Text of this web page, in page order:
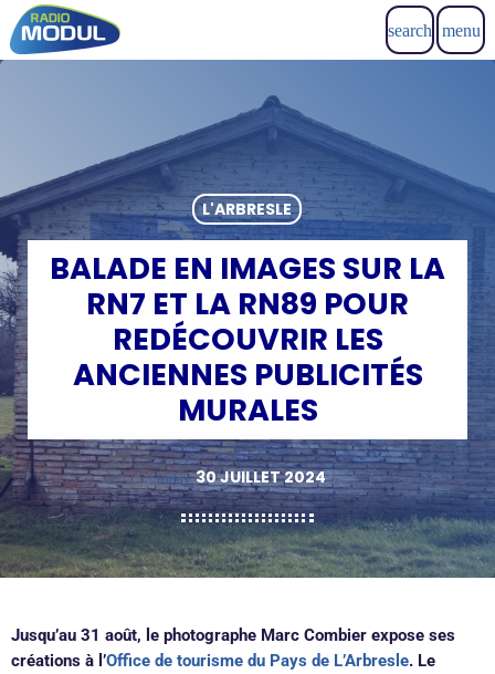
search menu
L'ARBRESLE
BALADE EN IMAGES SUR LA
RN7 ET LA RN89 POUR
REDÉCOUVRIR LES
ANCIENNES PUBLICITÉS
MURALES
today 30 JUILLET 2024
Jusqu’au 31 août, le photographe Marc Combier expose ses
créations à l’Office de tourisme du Pays de L’Arbresle. Le